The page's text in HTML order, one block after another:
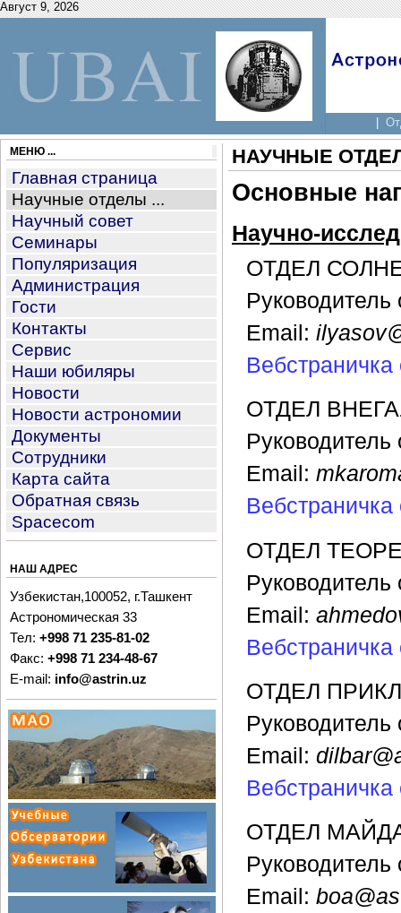
Август 9, 2026
МЕНЮ ...
Главная страница
Научные отделы ...
Научный совет
Семинары
Популяризация
Администрация
Гости
Контакты
Сервис
Наши юбиляры
Новости
Новости астрономии
Документы
Сотрудники
Карта сайта
Обратная связь
Spacecom
НАШ АДРЕС
Узбекистан,100052, г.Ташкент
Астрономическая 33
Тел: +998 71 235-81-02
Факс: +998 71 234-48-67
E-mail: info@astrin.uz
НАУЧНЫЕ
Основные
Научно-
ОТДЕЛ
Email:
Вебстраничка
ОТДЕЛ
Email:
Вебстраничка
ОТДЕЛ
Email:
Вебстраничка
ОТДЕЛ
Email:
Вебстраничка
ОТДЕЛ
Email: